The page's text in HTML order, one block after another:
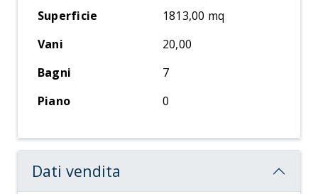
Superficie
1813,00 mq
Vani
20,00
Bagni
7
Piano
0
Dati vendita